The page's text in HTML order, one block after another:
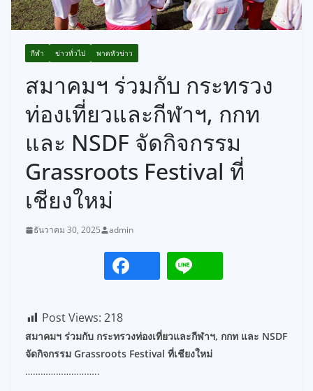
กีฬา ข่าวทั่วไป พาดหัวข่าว
สมาคมฯ ร่วมกับ กระทรวง
ท่องเที่ยวและกีฬาฯ, กกท
และ NSDF จัดกิจกรรม
Grassroots Festival ที่
เชียงใหม่
ธันวาคม 30, 2025 admin
Post Views: 218
สมาคมฯ ร่วมกับ กระทรวงท่องเที่ยวและกีฬาฯ, กกท และ NSDF
จัดกิจกรรม Grassroots Festival ที่เชียงใหม่
………………………..